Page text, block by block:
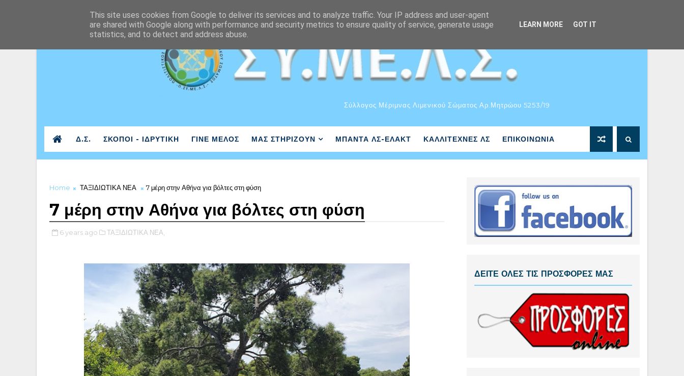
Σύλλογος Μέριμνας Λιμενικού Σώματος Αρ.Μητρώου 5253/19
Δ.Σ. ΣΚΟΠΟΙ - ΙΔΡΥΤΙΚΗ ΓΙΝΕ ΜΕΛΟΣ ΜΑΣ ΣΤΗΡΙΖΟΥΝ ΜΠΑΝΤΑ ΛΣ-ΕΛΑΚΤ ΚΑΛΛΙΤΕΧΝΕΣ ΛΣ ΕΠΙΚΟΙΝΩΝΙΑ
Home ΤΑΞΙΔΙΩΤΙΚΑ ΝΕΑ 7 μέρη στην Αθήνα για βόλτες στη φύση
7 μέρη στην Αθήνα για βόλτες στη φύση
6 years ago ΤΑΞΙΔΙΩΤΙΚΑ ΝΕΑ,
ΔΕΙΤΕ ΟΛΕΣ ΤΙΣ ΠΡΟΣΦΟΡΕΣ ΜΑΣ
This site uses cookies from Google to deliver its services and to analyze traffic. Your IP address and user-agent
are shared with Google along with performance and security metrics to ensure quality of service, generate usage
statistics, and to detect and address abuse.
LEARN MORE GOT IT